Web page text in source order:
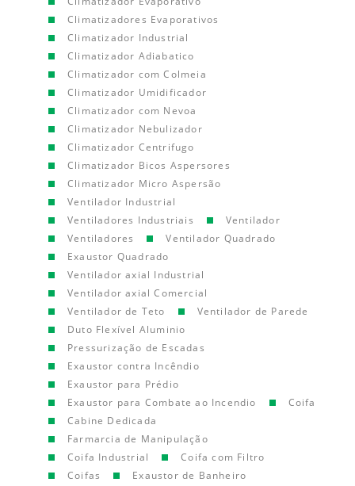
Climatizadores Evaporativos
Climatizador Industrial
Climatizador Adiabatico
Climatizador com Colmeia
Climatizador Umidificador
Climatizador com Nevoa
Climatizador Nebulizador
Climatizador Centrifugo
Climatizador Bicos Aspersores
Climatizador Micro Aspersão
Ventilador Industrial
Ventiladores Industriais
Ventilador
Ventiladores
Ventilador Quadrado
Exaustor Quadrado
Ventilador axial Industrial
Ventilador axial Comercial
Ventilador de Teto
Ventilador de Parede
Duto Flexível Aluminio
Pressurização de Escadas
Exaustor contra Incêndio
Exaustor para Prédio
Exaustor para Combate ao Incendio
Coifa
Cabine Dedicada
Farmarcia de Manipulação
Coifa Industrial
Coifa com Filtro
Coifas
Exaustor de Banheiro